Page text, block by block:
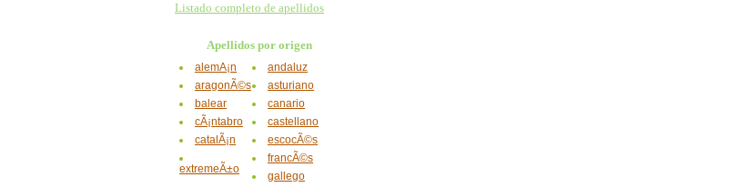
Listado completo de apellidos
Apellidos por origen
alemÃ¡n
andaluz
aragonÃ©s
asturiano
balear
canario
cÃ¡ntabro
castellano
catalÃ¡n
escocÃ©s
extremeÃ±o
francÃ©s
gallego